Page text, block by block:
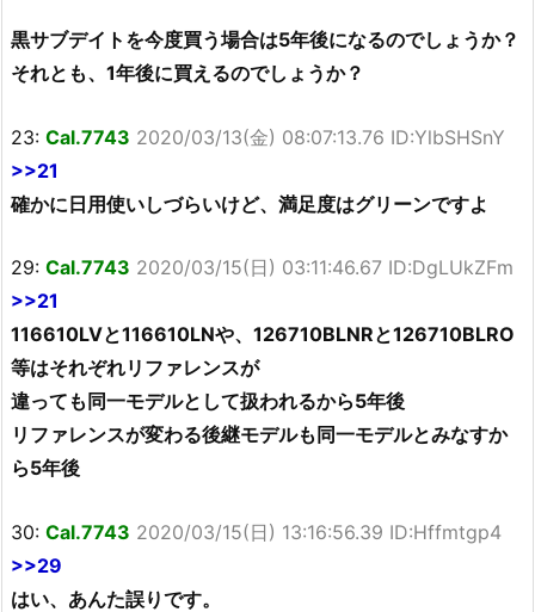
黒サブデイトを今度買う場合は5年後になるのでしょうか？
それとも、1年後に買えるのでしょうか？
23: Cal.7743 2020/03/13(金) 08:07:13.76 ID:YlbSHSnY
>>21
確かに日用使いしづらいけど、満足度はグリーンですよ
29: Cal.7743 2020/03/15(日) 03:11:46.67 ID:DgLUkZFm
>>21
116610LVと116610LNや、126710BLNRと126710BLRO
等はそれぞれリファレンスが
違っても同一モデルとして扱われるから5年後
リファレンスが変わる後継モデルも同一モデルとみなすか
ら5年後
30: Cal.7743 2020/03/15(日) 13:16:56.39 ID:Hffmtgp4
>>29
はい、あんた誤りです。